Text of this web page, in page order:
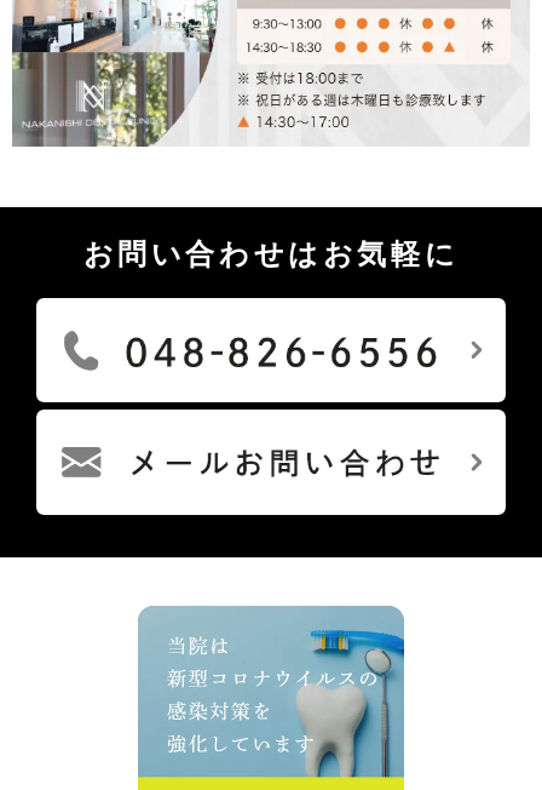
お問い合わせはお気軽に